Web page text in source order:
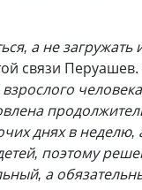
а не
связи Перуашев.
днях в неделю,
поэтому
а